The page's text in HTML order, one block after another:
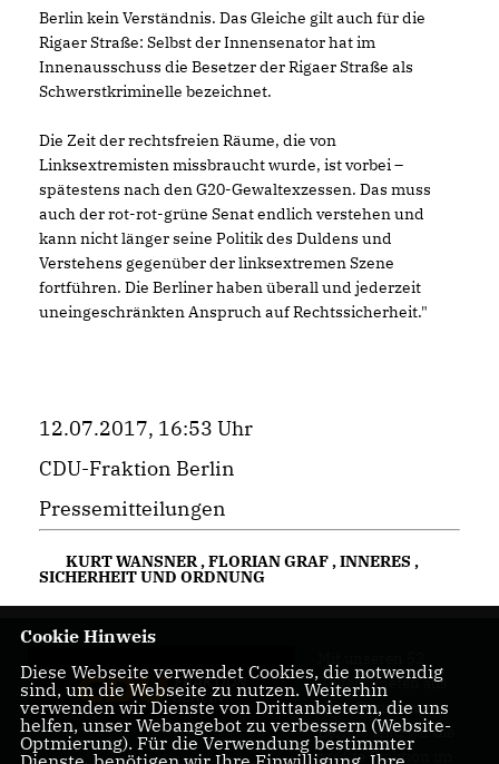
Berlin kein Verständnis. Das Gleiche gilt auch für die
Rigaer Straße: Selbst der Innensenator hat im
Innenausschuss die Besetzer der Rigaer Straße als
Schwerstkriminelle bezeichnet.
Die Zeit der rechtsfreien Räume, die von
Linksextremisten missbraucht wurde, ist vorbei –
spätestens nach den G20-Gewaltexzessen. Das muss
auch der rot-rot-grüne Senat endlich verstehen und
kann nicht länger seine Politik des Duldens und
Verstehens gegenüber der linksextremen Szene
fortführen. Die Berliner haben überall und jederzeit
uneingeschränkten Anspruch auf Rechtssicherheit."
12.07.2017, 16:53 Uhr
CDU-Fraktion Berlin
Pressemitteilungen
KURT WANSNER,FLORIAN GRAF,INNERES ,
SICHERHEIT UND ORDNUNG
Abgeordneten aus
allen Bezirken
Berlins sind wir die
größte Fraktion im
Cookie Hinweis
Diese Webseite verwendet Cookies, die notwendig
sind, um die Webseite zu nutzen. Weiterhin
verwenden wir Dienste von Drittanbietern, die uns
helfen, unser Webangebot zu verbessern (Website-
Optmierung). Für die Verwendung bestimmter